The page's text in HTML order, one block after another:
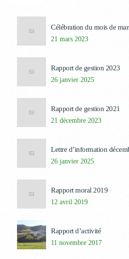
Célébration du mois de
21 mars 2023
Rapport de gestion 2023
26 janvier 2025
Rapport de gestion 2021
21 décembre 2023
Lettre d’information
26 janvier 2025
Rapport moral 2019
12 avril 2019
Rapport d’activité
11 novembre 2017